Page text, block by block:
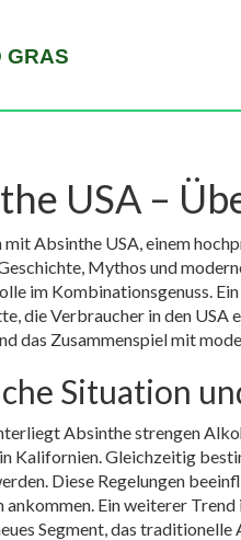
USA –
mitAbsinthe USA,einem
Mythos und
im Kombinationsgenuss.
die Verbraucher in den USA
das Zusammenspiel mit
Situation
Absinthe strengen
Kalifornien. Gleichzeitig
Diese Regelungen
ankommen. Ein weiterer
Segment, das